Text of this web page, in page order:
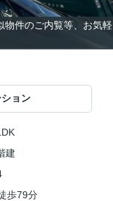
件のご内覧等、お気軽
ョン
建
歩79分